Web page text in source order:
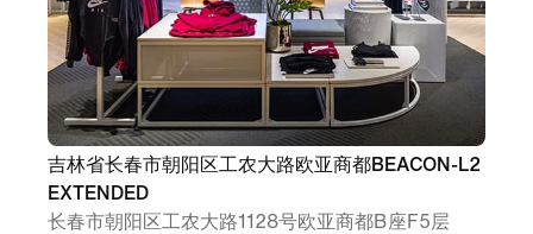
吉林省长春市朝阳区工农大路欧亚商都BEACON-L2
EXTENDED
长春市朝阳区工农大路1128号欧亚商都B座F5层